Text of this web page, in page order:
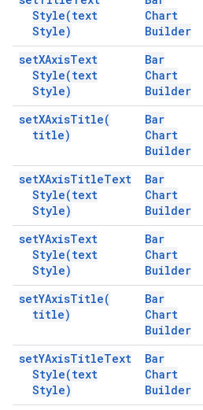
Style(text
Style)
Chart
Builder
setXAxisText
Style(text
Style)
Bar
Chart
Builder
setXAxisTitle(
title)
Bar
Chart
Builder
setXAxisTitleText
Style(text
Style)
Bar
Chart
Builder
setYAxisText
Style(text
Style)
Bar
Chart
Builder
setYAxisTitle(
title)
Bar
Chart
Builder
setYAxisTitleText
Style(text
Style)
Bar
Chart
Builder